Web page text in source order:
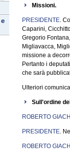
Missioni.
PRESIDENTE.
Caparini,
Gregorio
Migliavacca,
missione a
Pertanto i
che sarà
Ulteriori
Sull'ordine
ROBERTO
PRESIDENTE.
ROBERTO